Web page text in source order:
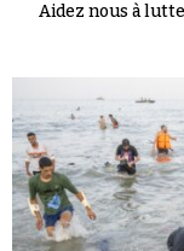
Aidez nous à